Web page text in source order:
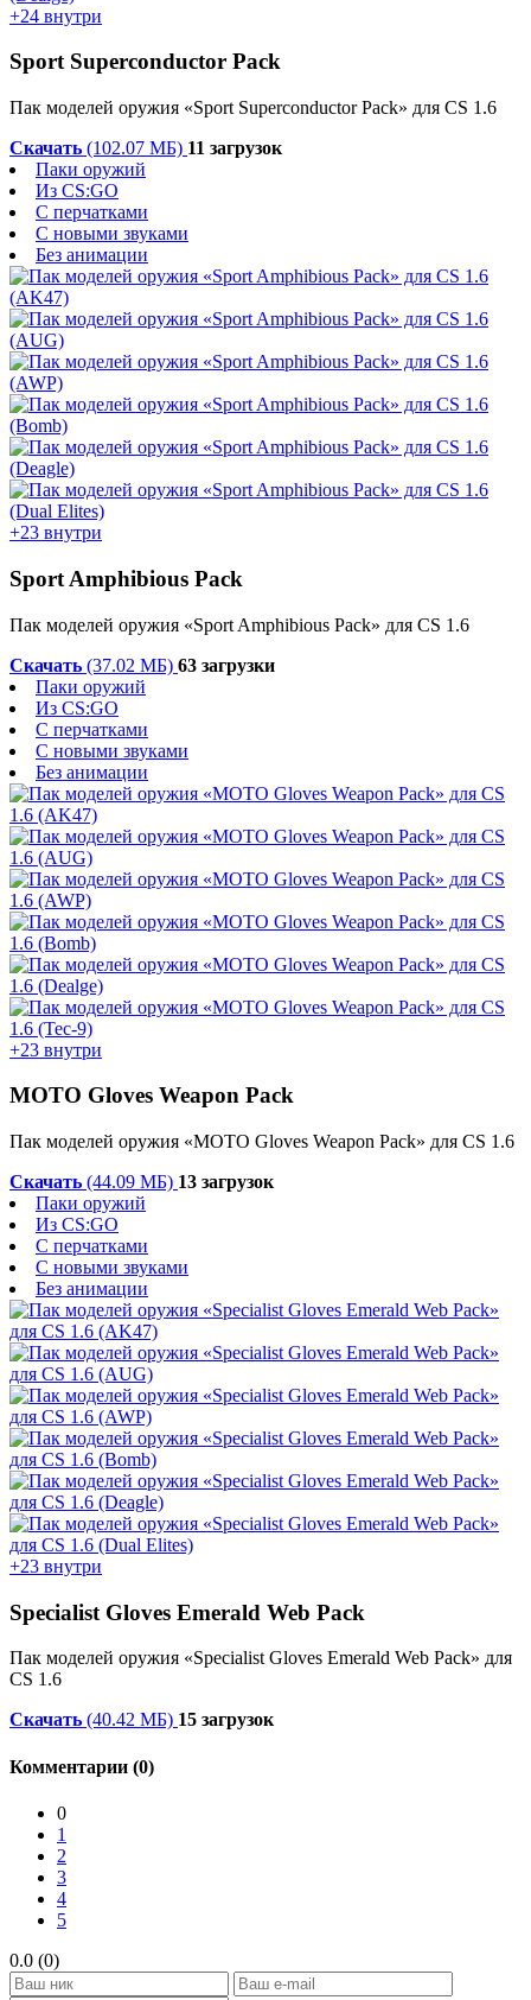
+24 внутри
Sport Superconductor Pack
Пак моделей оружия «Sport Superconductor Pack» для CS 1.6
Скачать (102.07 МБ) 11 загрузок
Паки оружий
Из CS:GO
С перчатками
С новыми звуками
Без анимации
+23 внутри
Sport Amphibious Pack
Пак моделей оружия «Sport Amphibious Pack» для CS 1.6
Скачать (37.02 МБ) 63 загрузки
Паки оружий
Из CS:GO
С перчатками
С новыми звуками
Без анимации
+23 внутри
MOTO Gloves Weapon Pack
Пак моделей оружия «MOTO Gloves Weapon Pack» для CS 1.6
Скачать (44.09 МБ) 13 загрузок
Паки оружий
Из CS:GO
С перчатками
С новыми звуками
Без анимации
+23 внутри
Specialist Gloves Emerald Web Pack
Пак моделей оружия «Specialist Gloves Emerald Web Pack» для
CS 1.6
Скачать (40.42 МБ) 15 загрузок
Комментарии (0)
0
1
2
3
4
5
0.0 (0)